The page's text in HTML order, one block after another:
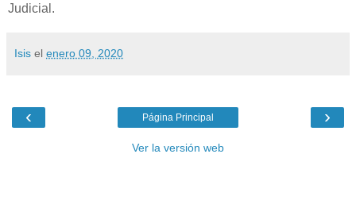
Judicial.
Isis el enero 09, 2020
‹ ›
Página Principal
Ver la versión web